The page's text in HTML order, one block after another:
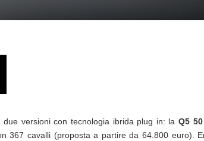
due versioni con tecnologia ibrida plug in: laQ5
367 cavalli (proposta a partire da 64.800 euro).